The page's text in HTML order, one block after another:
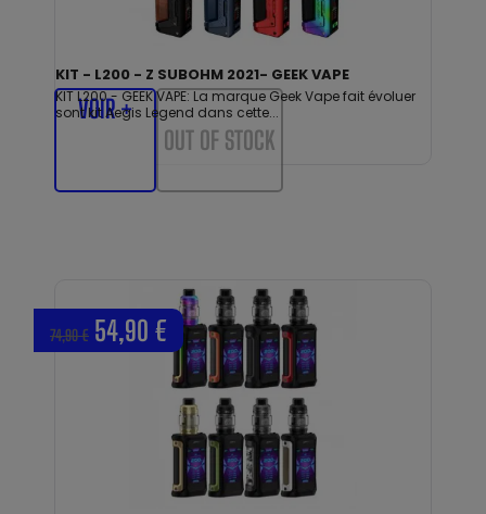
KIT - L200 - Z SUBOHM 2021- GEEK VAPE
KIT L200 - GEEK VAPE: La marque Geek Vape fait évoluer
sont kit Aegis Legend dans cette...
VOIR +
OUT OF STOCK
74,90 € 54,90 €